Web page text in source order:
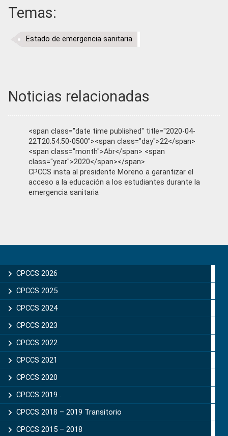
Temas:
Estado de emergencia sanitaria
Noticias relacionadas
<span class="date time published" title="2020-04-
22T20:54:50-0500"><span class="day">22</span>
<span class="month">Abr</span> <span
class="year">2020</span></span>
CPCCS insta al presidente Moreno a garantizar el
acceso a la educación a los estudiantes durante la
emergencia sanitaria
Sidebar
CPCCS 2026
CPCCS 2025
CPCCS 2024
CPCCS 2023
CPCCS 2022
CPCCS 2021
CPCCS 2020
CPCCS 2019 .
CPCCS 2018 – 2019 Transitorio
CPCCS 2015 – 2018